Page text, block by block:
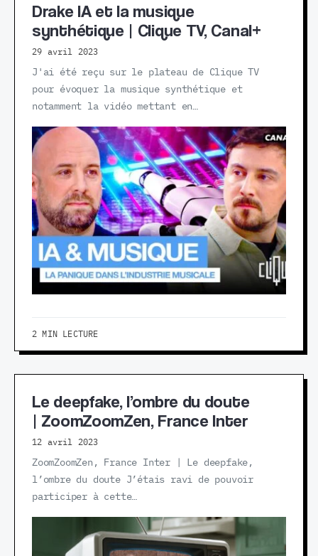
Drake IA et la musique
synthétique | Clique TV, Canal+
29 avril 2023
J'ai été reçu sur le plateau de Clique TV
pour évoquer la musique synthétique et
notamment la vidéo mettant en…
2 MIN LECTURE
Le deepfake, l’ombre du doute
| ZoomZoomZen, France Inter
12 avril 2023
ZoomZoomZen, France Inter | Le deepfake,
l’ombre du doute J’étais ravi de pouvoir
participer à cette…